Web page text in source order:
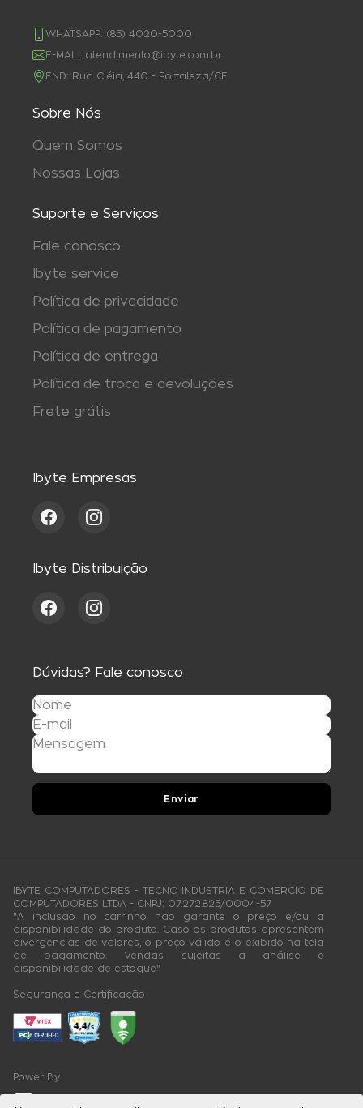
WHATSAPP: (85) 4020-5000
E-MAIL: atendimento@ibyte.com.br
END: Rua Cléia, 440 - Fortaleza/CE
Sobre Nós
Quem Somos
Nossas Lojas
Suporte e Serviços
Fale conosco
Ibyte service
Política de privacidade
Política de pagamento
Política de entrega
Política de troca e devoluções
Frete grátis
Ibyte Empresas
Ibyte Distribuição
Dúvidas? Fale conosco
Enviar
IBYTE COMPUTADORES - TECNO INDUSTRIA E COMERCIO DE
COMPUTADORES LTDA - CNPJ: 07.272.825/0004-57
"A inclusão no carrinho não garante o preço e/ou a
disponibilidade do produto. Caso os produtos apresentem
divergências de valores, o preço válido é o exibido na tela
de pagamento. Vendas sujeitas a análise e
disponibilidade de estoque"
Segurança e Certificação
Power By